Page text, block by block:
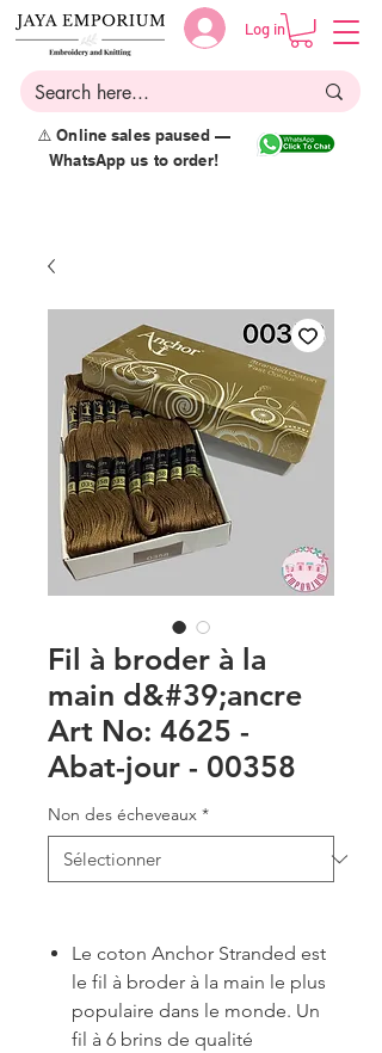
Log in
⚠️ Online sales paused —
WhatsApp us to order!
Fil à broder à la
main d&#39;ancre
Art No: 4625 -
Abat-jour - 00358
Non des écheveaux *
Le coton Anchor Stranded est
le fil à broder à la main le plus
populaire dans le monde. Un
fil à 6 brins de qualité